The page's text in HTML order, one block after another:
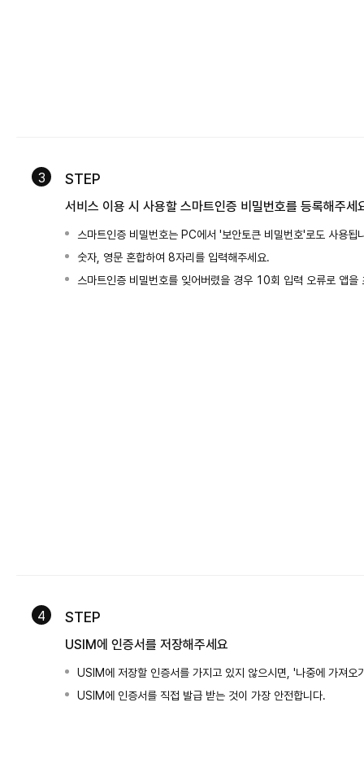
3 STEP
서비스 이용 시 사용할 스마트인증 비밀번호를 등록해주세
스마트인증 비밀번호는 PC에서 '보안토큰 비밀번호'로도 사용됩
숫자, 영문 혼합하여 8자리를 입력해주세요.
스마트인증 비밀번호를 잊어버렸을 경우 10회 입력 오류로 앱
4 STEP
USIM에 인증서를 저장해주세요
USIM에 저장할 인증서를 가지고 있지 않으시면, '나중에 가져오
USIM에 인증서를 직접 발급 받는 것이 가장 안전합니다.